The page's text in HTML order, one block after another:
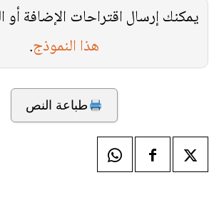
يمكنك إرسال اقتراحات الإضافة
هذا النموذج.
طباعة النص